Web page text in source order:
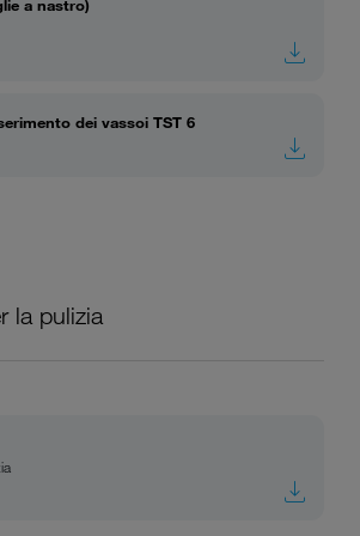
a nastro)
dei vassoi TST 6
la pulizia